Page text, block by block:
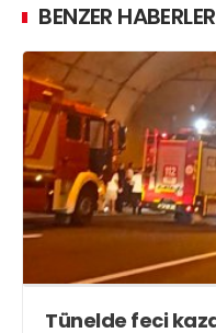
BENZER HABERLER
Tünelde feci